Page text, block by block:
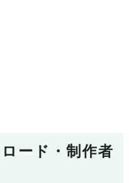
ード・制作者